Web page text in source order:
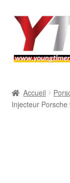
Aller
navigation
Aller
contenu
BMW
Accueil
Injecteur